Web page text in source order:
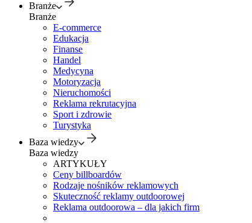
Branże
Branże
E-commerce
Edukacja
Finanse
Handel
Medycyna
Motoryzacja
Nieruchomości
Reklama rekrutacyjna
Sport i zdrowie
Turystyka
Baza wiedzy
Baza wiedzy
ARTYKUŁY
Ceny billboardów
Rodzaje nośników reklamowych
Skuteczność reklamy outdoorowej
Reklama outdoorowa – dla jakich firm